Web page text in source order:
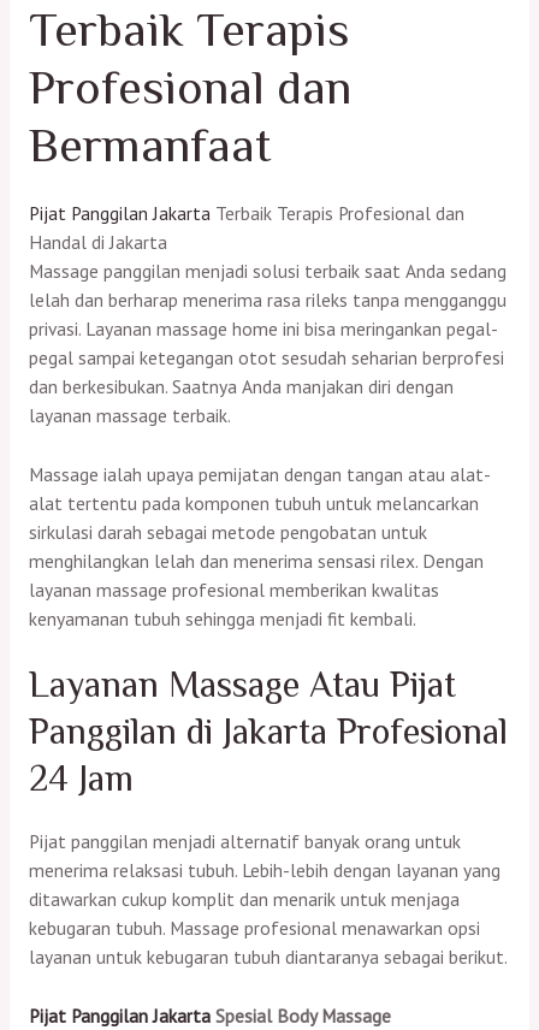
Terbaik Terapis
Profesional dan
Bermanfaat
Pijat Panggilan Jakarta Terbaik Terapis Profesional dan
Handal di Jakarta
Massage panggilan menjadi solusi terbaik saat Anda sedang
lelah dan berharap menerima rasa rileks tanpa mengganggu
privasi. Layanan massage home ini bisa meringankan pegal-
pegal sampai ketegangan otot sesudah seharian berprofesi
dan berkesibukan. Saatnya Anda manjakan diri dengan
layanan massage terbaik.
Massage ialah upaya pemijatan dengan tangan atau alat-
alat tertentu pada komponen tubuh untuk melancarkan
sirkulasi darah sebagai metode pengobatan untuk
menghilangkan lelah dan menerima sensasi rilex. Dengan
layanan massage profesional memberikan kwalitas
kenyamanan tubuh sehingga menjadi fit kembali.
Layanan Massage Atau Pijat
Panggilan di Jakarta Profesional
24 Jam
Pijat panggilan menjadi alternatif banyak orang untuk
menerima relaksasi tubuh. Lebih-lebih dengan layanan yang
ditawarkan cukup komplit dan menarik untuk menjaga
kebugaran tubuh. Massage profesional menawarkan opsi
layanan untuk kebugaran tubuh diantaranya sebagai berikut.
Pijat Panggilan JakartaSpesial Body Massage